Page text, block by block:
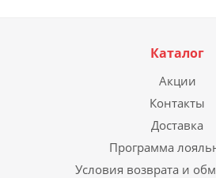
Каталог
Акции
Контакты
Доставка
Программа
Условия возврата и